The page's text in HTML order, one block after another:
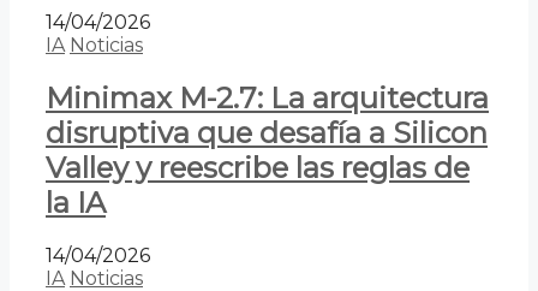
14/04/2026
IA Noticias
Minimax M-2.7: La arquitectura
disruptiva que desafía a Silicon
Valley y reescribe las reglas de
la IA
14/04/2026
IA Noticias